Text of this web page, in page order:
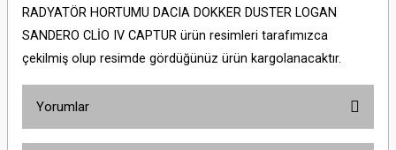
RADYATÖR HORTUMU DACIA DOKKER DUSTER LOGAN
SANDERO CLİO IV CAPTUR ürün resimleri tarafımızca
çekilmiş olup resimde gördüğünüz ürün kargolanacaktır.
Yorumlar